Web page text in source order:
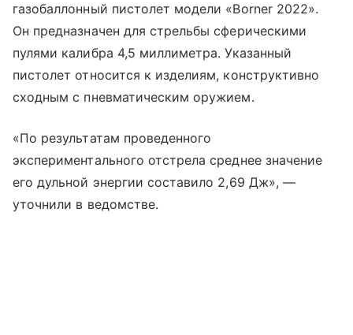
газобаллонный пистолет модели «Borner 2022».
Он предназначен для стрельбы сферическими
пулями калибра 4,5 миллиметра. Указанный
пистолет относится к изделиям, конструктивно
сходным с пневматическим оружием.
«По результатам проведенного
экспериментального отстрела среднее значение
его дульной энергии составило 2,69 Дж», —
уточнили в ведомстве.